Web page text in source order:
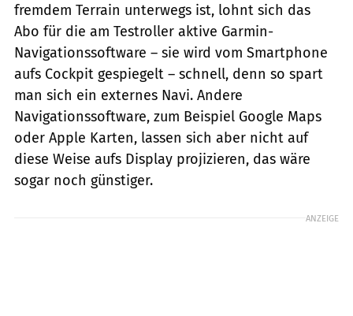
fremdem Terrain unterwegs ist, lohnt sich das
Abo für die am Testroller aktive Garmin-
Navigationssoftware – sie wird vom Smartphone
aufs Cockpit gespiegelt – schnell, denn so spart
man sich ein externes Navi. Andere
Navigationssoftware, zum Beispiel Google Maps
oder Apple Karten, lassen sich aber nicht auf
diese Weise aufs Display projizieren, das wäre
sogar noch günstiger.
ANZEIGE